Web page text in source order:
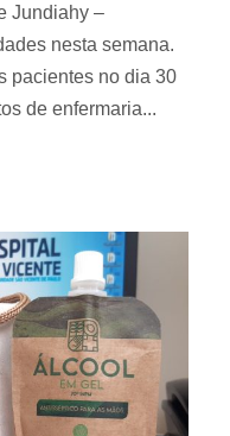
Jundiahy –
nesta semana.
pacientes no dia 30
de enfermaria...